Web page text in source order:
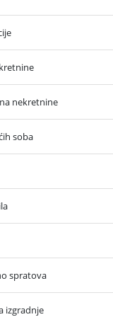
nekretnine
soba
spratova
izgradnje